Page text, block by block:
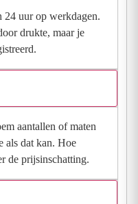
24 uur op werkdagen.
drukte, maar je
aantallen of maten
als dat kan. Hoe
de prijsinschatting.